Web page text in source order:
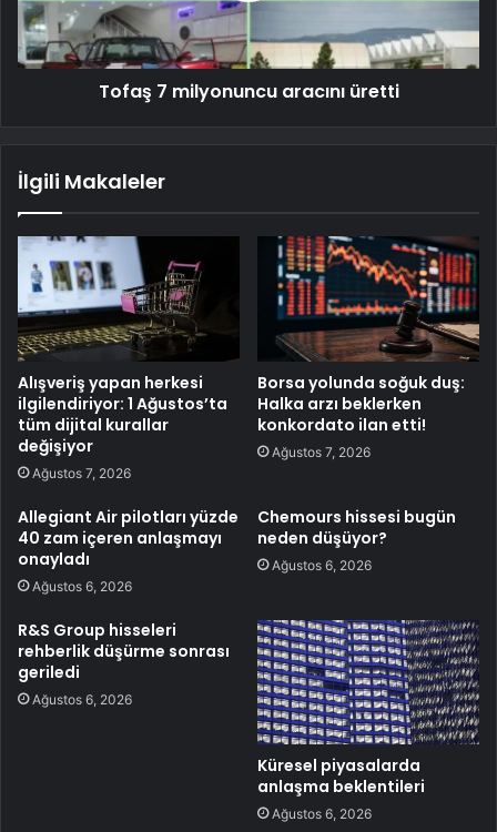
Tofaş 7 milyonuncu aracını üretti
İlgili Makaleler
Alışveriş yapan herkesi
ilgilendiriyor: 1 Ağustos’ta
tüm dijital kurallar
değişiyor
Ağustos 7, 2026
Borsa yolunda soğuk duş:
Halka arzı beklerken
konkordato ilan etti!
Ağustos 7, 2026
Allegiant Air pilotları yüzde
40 zam içeren anlaşmayı
onayladı
Ağustos 6, 2026
Chemours hissesi bugün
neden düşüyor?
Ağustos 6, 2026
R&S Group hisseleri
rehberlik düşürme sonrası
geriledi
Ağustos 6, 2026
Küresel piyasalarda
anlaşma beklentileri
Ağustos 6, 2026